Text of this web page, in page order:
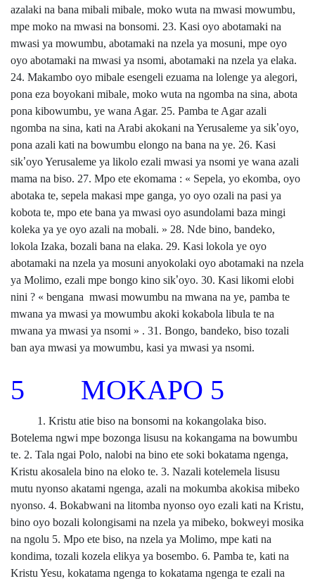
azalaki na bana mibali mibale, moko wuta na mwasi mowumbu,
mpe moko na mwasi na bonsomi. 23. Kasi oyo abotamaki na
mwasi ya mowumbu, abotamaki na nzela ya mosuni, mpe oyo
oyo abotamaki na mwasi ya nsomi, abotamaki na nzela ya elaka.
24. Makambo oyo mibale esengeli ezuama na lolenge ya alegori,
pona eza boyokani mibale, moko wuta na ngomba na sina, abota
pona kibowumbu, ye wana Agar. 25. Pamba te Agar azali
ngomba na sina, kati na Arabi akokani na Yerusaleme ya sik’oyo,
pona azali kati na bowumbu elongo na bana na ye. 26. Kasi
sik’oyo Yerusaleme ya likolo ezali mwasi ya nsomi ye wana azali
mama na biso. 27. Mpo ete ekomama : « Sepela, yo ekomba, oyo
abotaka te, sepela makasi mpe ganga, yo oyo ozali na pasi ya
kobota te, mpo ete bana ya mwasi oyo asundolami baza mingi
koleka ya ye oyo azali na mobali. » 28. Nde bino, bandeko,
lokola Izaka, bozali bana na elaka. 29. Kasi lokola ye oyo
abotamaki na nzela ya mosuni anyokolaki oyo abotamaki na nzela
ya Molimo, ezali mpe bongo kino sik’oyo. 30. Kasi likomi elobi
nini ? « bengana mwasi mowumbu na mwana na ye, pamba te
mwana ya mwasi ya mowumbu akoki kokabola libula te na
mwana ya mwasi ya nsomi » . 31. Bongo, bandeko, biso tozali
ban aya mwasi ya mowumbu, kasi ya mwasi ya nsomi.
5 MOKAPO 5
1. Kristu atie biso na bonsomi na kokangolaka biso.
Botelema ngwi mpe bozonga lisusu na kokangama na bowumbu
te. 2. Tala ngai Polo, nalobi na bino ete soki bokatama ngenga,
Kristu akosalela bino na eloko te. 3. Nazali kotelemela lisusu
mutu nyonso akatami ngenga, azali na mokumba akokisa mibeko
nyonso. 4. Bokabwani na litomba nyonso oyo ezali kati na Kristu,
bino oyo bozali kolongisami na nzela ya mibeko, bokweyi mosika
na ngolu 5. Mpo ete biso, na nzela ya Molimo, mpe kati na
kondima, tozali kozela elikya ya bosembo. 6. Pamba te, kati na
Kristu Yesu, kokatama ngenga to kokatama ngenga te ezali na